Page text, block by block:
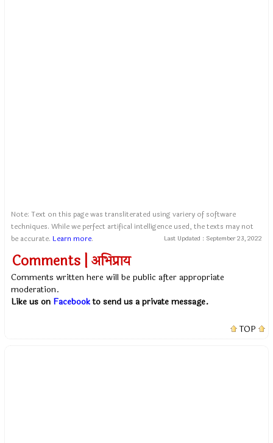
Note: Text on this page was transliterated using variery of software
techniques. While we perfect artifical intelligence used, the texts may not
be accurate. Learn more. Last Updated : September 23, 2022
Comments | अभिप्राय
Comments written here will be public after appropriate
moderation.
Like us on Facebookto send us a private message.
TOP